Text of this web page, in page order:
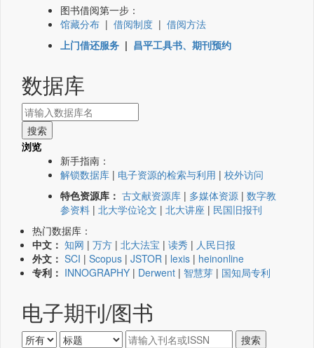
图书借阅第一步：
馆藏分布 | 借阅制度 | 借阅方法
上门借还服务 | 昌平工具书、期刊预约
数据库
浏览
新手指南：
解锁数据库 | 电子资源的检索与利用 | 校外访问
特色资源库： 古文献资源库 | 多媒体资源 | 数字教
参资料 | 北大学位论文 | 北大讲座 | 民国旧报刊
热门数据库：
中文： 知网 | 万方 | 北大法宝 | 读秀 | 人民日报
外文： SCI | Scopus | JSTOR | lexis | heinonline
专利： INNOGRAPHY | Derwent | 智慧芽 | 国知局专利
电子期刊/图书